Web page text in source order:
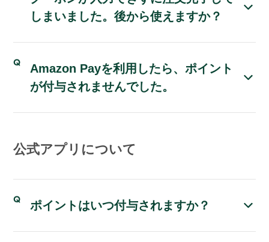
しまいました。後から使えますか？
Amazon Payを利用したら、ポイント
が付与されませんでした。
公式アプリについて
ポイントはいつ付与されますか？